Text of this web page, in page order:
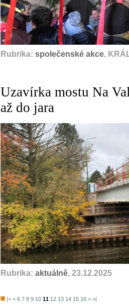
Rubrika: společenské akce,
Uzavírka mostu Na
až do jara
Rubrika: aktuálně, 23.12.2025
|< < 6 7 8 9 10 11 12 13 14 15 16 > >|